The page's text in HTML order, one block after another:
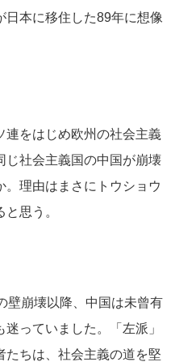
日本に移住した89年に想像
連をはじめ欧州の社会主義
じ社会主義国の中国が崩壊
理由はまさにトウショウ
思う。
壁崩壊以降、中国は未曾有
っていました。「左派」
たちは、社会主義の道を堅